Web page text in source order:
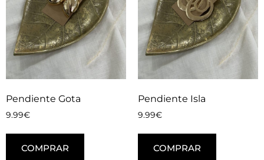
Pendiente Gota
9.99€
COMPRAR
Pendiente Isla
9.99€
COMPRAR